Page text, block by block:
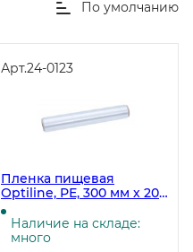
По умолчанию
Арт.24-0123
Пленка пищевая
Optiline, РЕ, 300 мм х 200
м, белая, 15 рулонов в
коробке
Наличие на складе:
много